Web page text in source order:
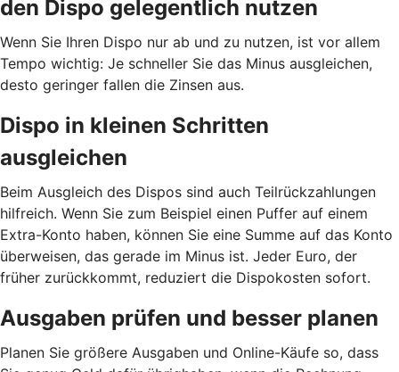
den Dispo gelegentlich nutzen
Wenn Sie Ihren Dispo nur ab und zu nutzen, ist vor allem
Tempo wichtig: Je schneller Sie das Minus ausgleichen,
desto geringer fallen die Zinsen aus.
Dispo in kleinen Schritten
ausgleichen
Beim Ausgleich des Dispos sind auch Teilrückzahlungen
hilfreich. Wenn Sie zum Beispiel einen Puffer auf einem
Extra-Konto haben, können Sie eine Summe auf das Konto
überweisen, das gerade im Minus ist. Jeder Euro, der
früher zurückkommt, reduziert die Dispokosten sofort.
Ausgaben prüfen und besser planen
Planen Sie größere Ausgaben und Online-Käufe so, dass